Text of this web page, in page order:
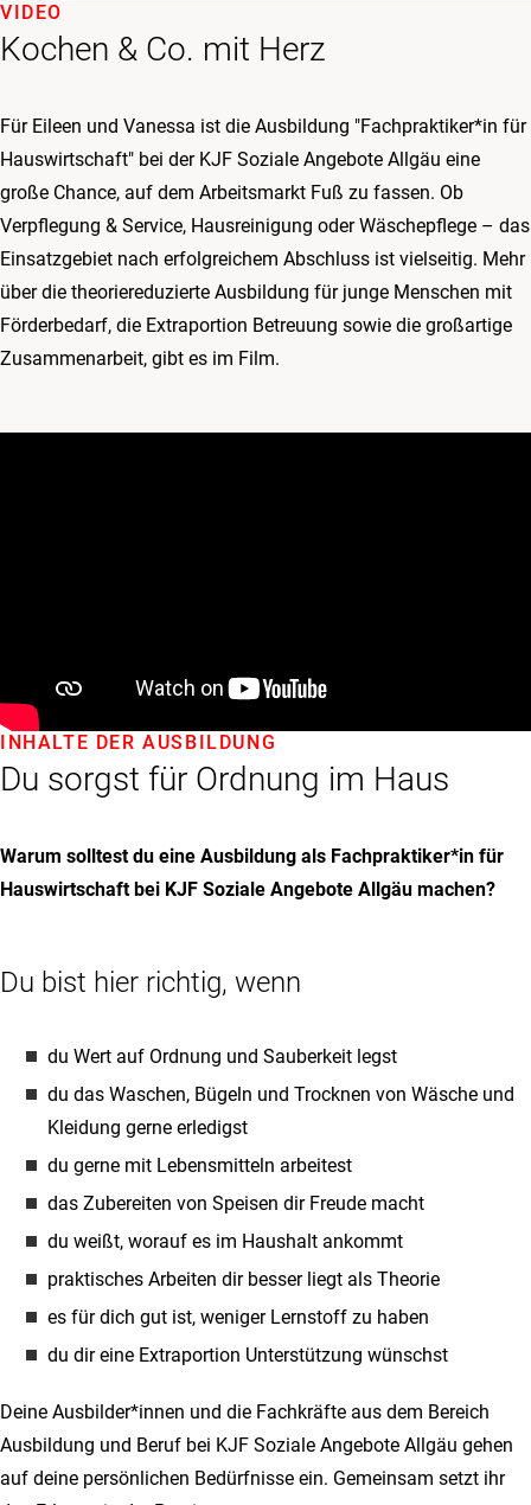
Kochen & Co. mit Herz
VIDEO
Für Eileen und Vanessa ist die Ausbildung "Fachpraktiker*in für
Hauswirtschaft" bei der KJF Soziale Angebote Allgäu eine
große Chance, auf dem Arbeitsmarkt Fuß zu fassen. Ob
Verpflegung & Service, Hausreinigung oder Wäschepflege – das
Einsatzgebiet nach erfolgreichem Abschluss ist vielseitig. Mehr
über die theoriereduzierte Ausbildung für junge Menschen mit
Förderbedarf, die Extraportion Betreuung sowie die großartige
Zusammenarbeit, gibt es im Film.
Du sorgst für Ordnung im Haus
INHALTE DER AUSBILDUNG
Warum solltest du eine Ausbildung als Fachpraktiker*in für
Hauswirtschaft bei KJF Soziale Angebote Allgäu machen?
Du bist hier richtig, wenn
du Wert auf Ordnung und Sauberkeit legst
du das Waschen, Bügeln und Trocknen von Wäsche und
Kleidung gerne erledigst
du gerne mit Lebensmitteln arbeitest
das Zubereiten von Speisen dir Freude macht
du weißt, worauf es im Haushalt ankommt
praktisches Arbeiten dir besser liegt als Theorie
es für dich gut ist, weniger Lernstoff zu haben
du dir eine Extraportion Unterstützung wünschst
Deine Ausbilder*innen und die Fachkräfte aus dem Bereich
Ausbildung und Beruf bei KJF Soziale Angebote Allgäu gehen
auf deine persönlichen Bedürfnisse ein. Gemeinsam setzt ihr